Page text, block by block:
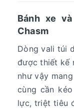
Bánh xe
Chasm
Dòng vali túi
được thiết kế
như vậy
cùng cần
lực, triệt tiêu